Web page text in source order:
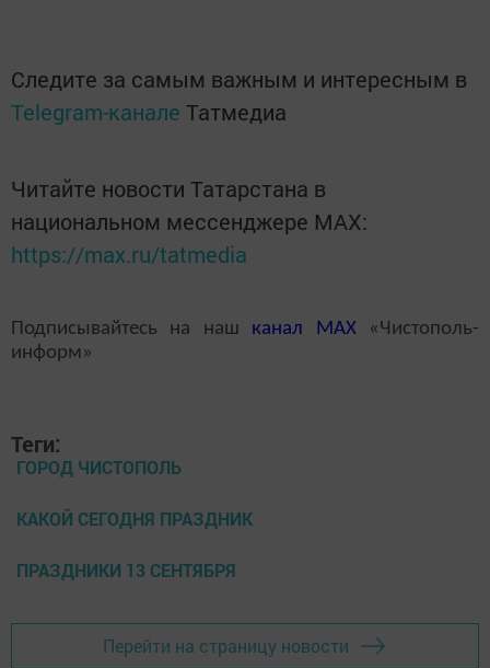
Следите за самым важным и интересным в
Telegram-канале Татмедиа
Читайте новости Татарстана в
национальном мессенджере MАХ:
https://max.ru/tatmedia
Подписывайтесь на наш канал MAX«Чистополь-
информ»
Теги:
ГОРОД ЧИСТОПОЛЬ
КАКОЙ СЕГОДНЯ ПРАЗДНИК
ПРАЗДНИКИ 13 СЕНТЯБРЯ
Перейти на страницу новости